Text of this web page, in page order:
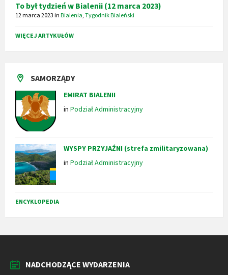
To był tydzień w Bialenii (12 marca 2023)
12 marca 2023 in Bialenia Tygodnik Bialeński
WIĘCEJ ARTYKUŁÓW
SAMORZĄDY
EMIRAT BIALENII
in Podział Administracyjny
WYSPY PRZYJAŹNI (strefa zmilitaryzowana)
in Podział Administracyjny
ENCYKLOPEDIA
NADCHODZĄCE WYDARZENIA